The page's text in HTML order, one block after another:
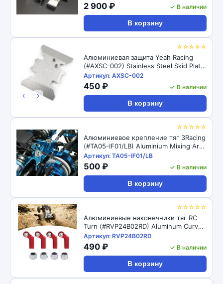
2 900 ₽ ✓ В наличии
В корзину
☆☆☆☆☆
‹ ›
Алюминиевая защита Yeah Racing
(#AXSC-002) Stainless Steel Skid Plate
For For Axial SCX10 II AX90046
Артикул: AXSC-002
450 ₽ ✓ В наличии
В корзину
☆☆☆☆☆
Алюминиевое крепление тяг 3Racing
(#TA05-IF01/LB) Aluminium Mixing Arm
For TA-05IFS
Артикул: TA05-IF01/LB
500 ₽ ✓ В наличии
В корзину
☆☆☆☆☆
Алюминиевые наконечники тяг RC
Turn (#RVP24B02RD) Aluminum Curved
Link Steering Rod Ends with M4 CW
Thread Bore for 1/10 RC Crawler 4pcs:
Red
Артикул: RVP24B02RD
490 ₽ ✓ В наличии
В корзину